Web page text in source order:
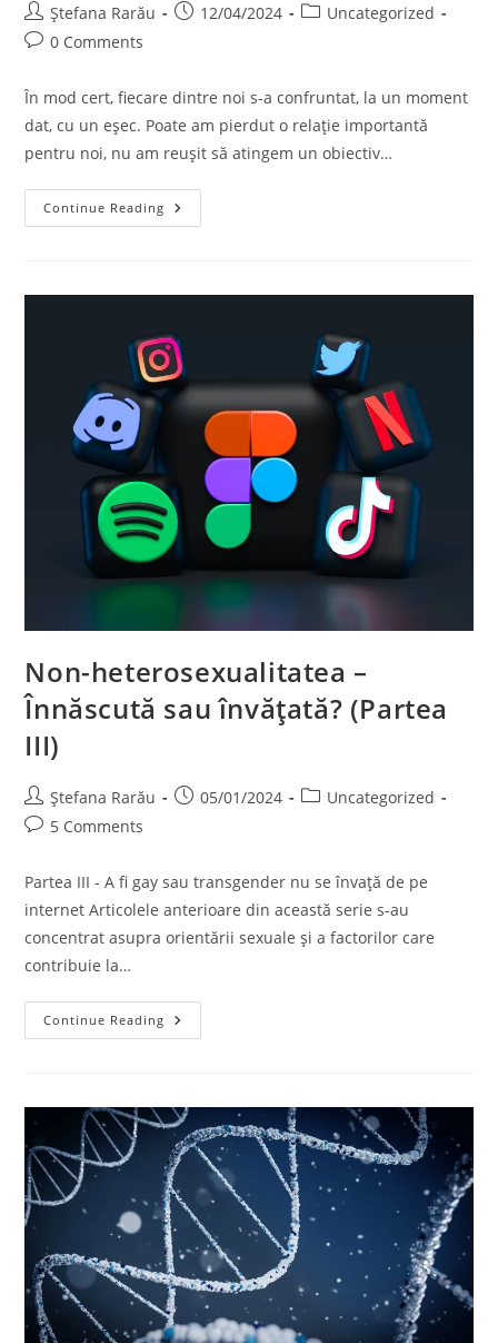
Ștefana Rarău 12/04/2024
Uncategorized
0 Comments
În mod cert, fiecare dintre noi s-a confruntat, la un moment
dat, cu un eșec. Poate am pierdut o relație importantă
pentru noi, nu am reușit să atingem un obiectiv…
Continue Reading
Non-heterosexualitatea –
Înnăscută sau învățată? (Partea
III)
Ștefana Rarău 05/01/2024
Uncategorized
5 Comments
Partea III - A fi gay sau transgender nu se învață de pe
internet Articolele anterioare din această serie s-au
concentrat asupra orientării sexuale și a factorilor care
contribuie la…
Continue Reading